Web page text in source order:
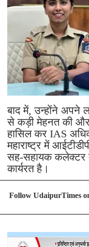
बाद में, उन्होंने अपने
से कड़ी मेहनत की
हासिल कर IAS
महाराष्ट्र में
सह-सहायक कलेक्टर
कार्यरत है।
Follow UdaipurTimes